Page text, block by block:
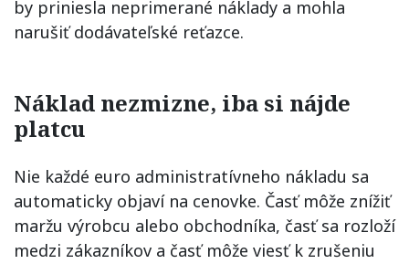
by priniesla neprimerané náklady a mohla
narušiť dodávateľské reťazce.
Náklad nezmizne, iba si nájde
platcu
Nie každé euro administratívneho nákladu sa
automaticky objaví na cenovke. Časť môže znížiť
maržu výrobcu alebo obchodníka, časť sa rozloží
medzi zákazníkov a časť môže viesť k zrušeniu